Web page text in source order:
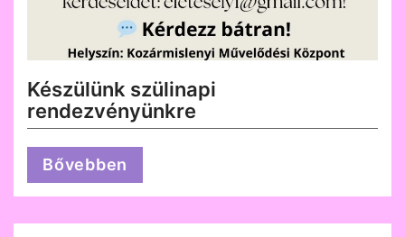
Készülünk szülinapi
rendezvényünkre
Bővebben